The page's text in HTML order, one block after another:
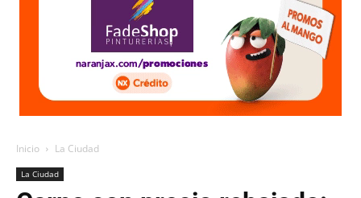
Inicio La Ciudad
La Ciudad